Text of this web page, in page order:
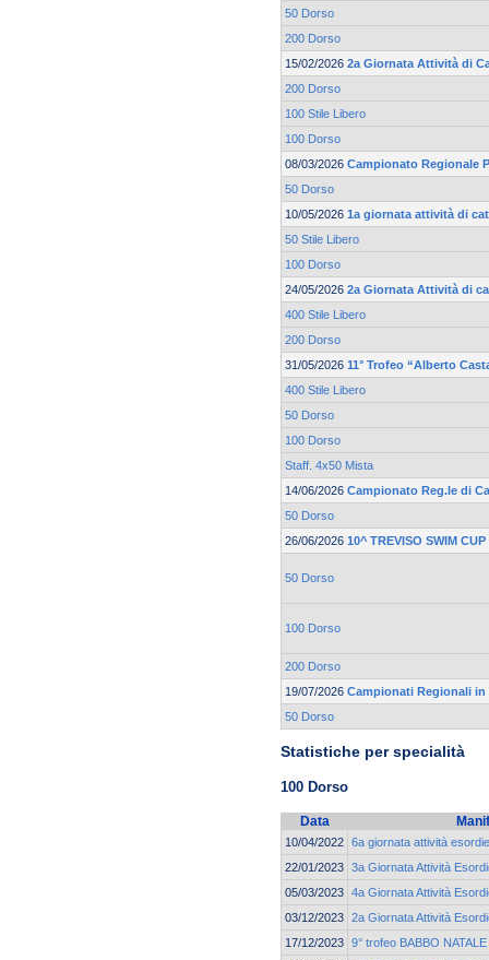
50 Dorso
200 Dorso
15/02/2026 2a Giornata Attività di
200 Dorso
100 Stile Libero
100 Dorso
08/03/2026 Campionato Regionale
50 Dorso
10/05/2026 1a giornata attività di
50 Stile Libero
100 Dorso
24/05/2026 2a Giornata Attività di
400 Stile Libero
200 Dorso
31/05/2026 11° Trofeo “Alberto
400 Stile Libero
50 Dorso
100 Dorso
Staff. 4x50 Mista
14/06/2026 Campionato Reg.le di
50 Dorso
26/06/2026 10^ TREVISO SWIM CUP
50 Dorso
100 Dorso
200 Dorso
19/07/2026 Campionati Regionali in
50 Dorso
Statistiche per specialità
100 Dorso
Data
10/04/2022 6a giornata attività
22/01/2023 3a Giornata Attività
05/03/2023 4a Giornata Attività
03/12/2023 2a Giornata Attività
17/12/2023 9° trofeo BABBO